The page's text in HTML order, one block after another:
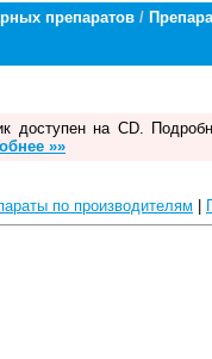
препаратов /
доступен на CD.
»»
по производителям